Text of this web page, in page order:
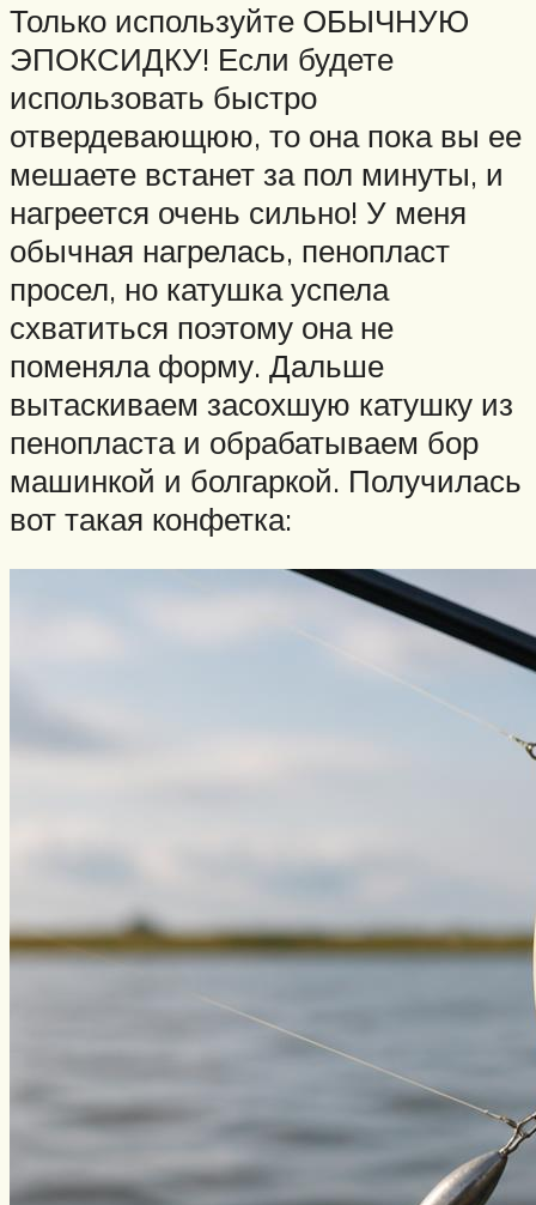
Только используйте ОБЫЧНУЮ
ЭПОКСИДКУ! Если будете
использовать быстро
отвердевающюю, то она пока вы ее
мешаете встанет за пол минуты, и
нагреется очень сильно! У меня
обычная нагрелась, пенопласт
просел, но катушка успела
схватиться поэтому она не
поменяла форму. Дальше
вытаскиваем засохшую катушку из
пенопласта и обрабатываем бор
машинкой и болгаркой. Получилась
вот такая конфетка: